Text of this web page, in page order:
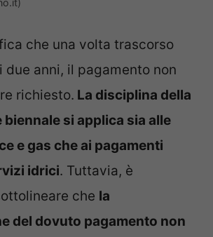
che una volta trascorso
due anni, il pagamento non
richiesto. La disciplina della
si applica sia alle
e gas che ai pagamenti
idrici. Tuttavia, è
che la
del dovuto pagamento non